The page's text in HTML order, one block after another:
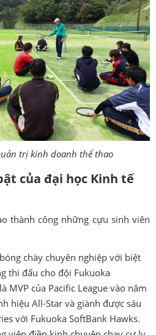
trị kinh doanh thể thao
của đại học Kinh tế
thành công những cựu sinh viên
chày chuyên nghiệp với biệt
thi đấu cho đội Fukuoka
MVP của Pacific League vào năm
hiệu All-Star và giành được sáu
với Fukuoka SoftBank Hawks.